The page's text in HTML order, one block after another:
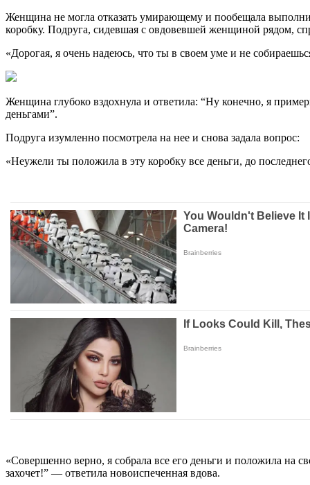
Женщина не могла отказать умирающему и пообещала
коробку. Подруга, сидевшая с овдовевшей женщиной рядом,
«Дорогая, я очень надеюсь, что ты в своем уме и не
Женщина глубоко вздохнула и ответила: “Ну конечно, я
деньгами”.
Подруга изумленно посмотрела на нее и снова задала вопрос:
«Неужели ты положила в эту коробку все деньги, до
«Совершенно верно, я собрала все его деньги и положила на
захочет!” — ответила новоиспеченная вдова.